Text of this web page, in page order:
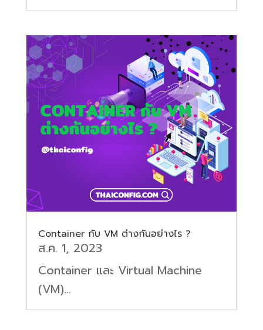
Container กับ VM ต่างกันอย่างไร ?
ส.ค. 1, 2023
Container และ Virtual Machine
(VM)...